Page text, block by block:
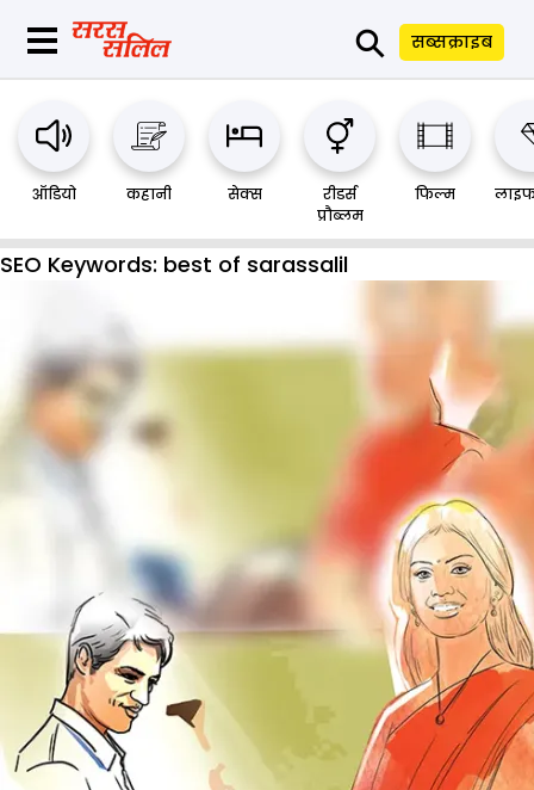
⚲ सब्सक्राइब
ऑडियो कहानी सेक्स
रीडर्स
प्रौब्लम
फिल्म
SEO Keywords: best of sarassalil